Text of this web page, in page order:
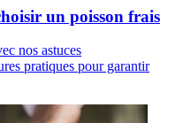
un poisson frais
nos astuces
pratiques pour garantir